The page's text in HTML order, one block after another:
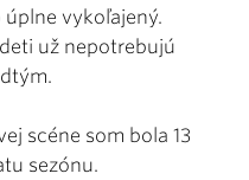
vykoľajený.
už nepotrebujú
scéne som bola 13
sezónu.